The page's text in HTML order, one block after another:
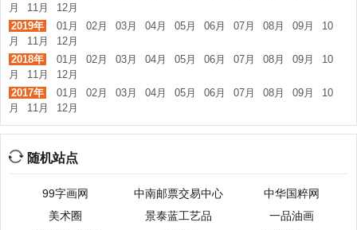
月
11月
12月
2019年
01月 02月 03月 04月 05月 06月 07月 08月 09月
10
月
11月
12月
2018年
01月 02月 03月 04月 05月 06月 07月 08月 09月
10
月
11月
12月
2017年
01月 02月 03月 04月 05月 06月 07月 08月 09月
10
月
11月 12月
随机站点
99字画网 中南邮票交易中心
中华国粹网
美术圈
景泰蓝工艺品
一品油画